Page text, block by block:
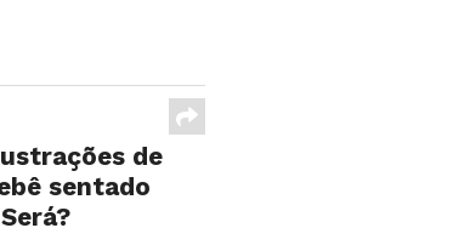
de
sentado